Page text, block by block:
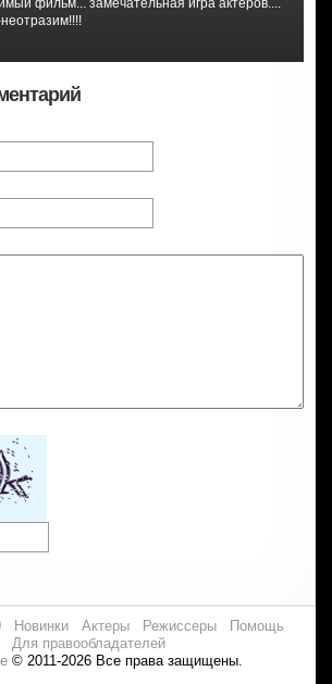
Новинки Актеры Режиссеры
Помощь
Для правообладателей
© 2011-2026 Все права защищены.